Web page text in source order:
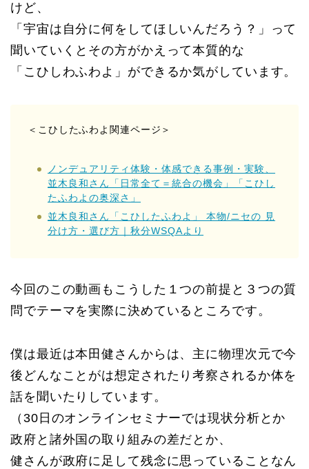
けど、
「宇宙は自分に何をしてほしいんだろう？」って
聞いていくとその方がかえって本質的な
「こひしわふわよ」ができるか気がしています。
＜こひしたふわよ関連ページ＞
ノンデュアリティ体験・体感できる事例・実験、
並木良和さん「日常全て＝統合の機会」「こひし
たふわよの奥深さ」
並木良和さん「こひしたふわよ」 本物/ニセの 見
分け方・選び方｜秋分WSQAより
今回のこの動画もこうした１つの前提と３つの質
問でテーマを実際に決めているところです。
僕は最近は本田健さんからは、主に物理次元で今
後どんなことがは想定されたり考察されるか体を
話を聞いたりしています。
（30日のオンラインセミナーでは現状分析とか
政府と諸外国の取り組みの差だとか、
健さんが政府に足して残念に思っていることなん